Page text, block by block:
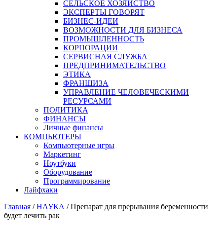
СЕЛЬСКОЕ ХОЗЯЙСТВО
ЭКСПЕРТЫ ГОВОРЯТ
БИЗНЕС-ИДЕИ
ВОЗМОЖНОСТИ ДЛЯ БИЗНЕСА
ПРОМЫШЛЕННОСТЬ
КОРПОРАЦИИ
СЕРВИСНАЯ СЛУЖБА
ПРЕДПРИНИМАТЕЛЬСТВО
ЭТИКА
ФРАНШИЗА
УПРАВЛЕНИЕ ЧЕЛОВЕЧЕСКИМИ
РЕСУРСАМИ
ПОЛИТИКА
ФИНАНСЫ
Личные финансы
КОМПЬЮТЕРЫ
Компьютерные игры
Маркетинг
Ноутбуки
Оборудование
Программирование
Лайфхаки
Главная /НАУКА /Препарат для прерывания беременности
будет лечить рак